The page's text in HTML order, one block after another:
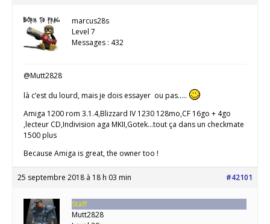
marcus28s
Level 7
Messages : 432
@Mutt2828
là c’est du lourd, mais je dois essayer ou pas…..
Amiga 1200 rom 3.1.4,Blizzard IV 1230 128mo,CF 16go + 4go
,lecteur CD,Indivision aga MKII,Gotek...tout ça dans un checkmate
1500 plus
Because Amiga is great, the owner too !
25 septembre 2018 à 18 h 03 min #42101
Staff
Mutt2828